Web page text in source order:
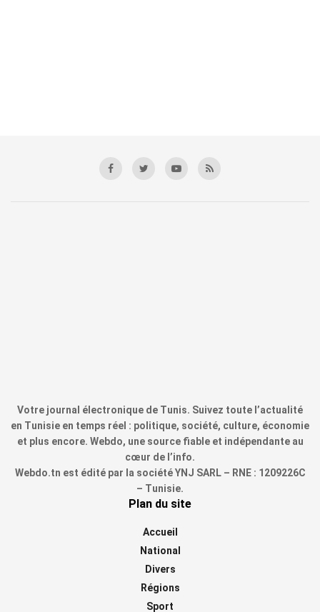
Votre journal électronique de Tunis. Suivez toute l’actualité
en Tunisie en temps réel : politique, société, culture, économie
et plus encore. Webdo, une source fiable et indépendante au
cœur de l’info.
Webdo.tn est édité par la société YNJ SARL – RNE : 1209226C
– Tunisie.
Plan du site
Accueil
National
Divers
Régions
Sport